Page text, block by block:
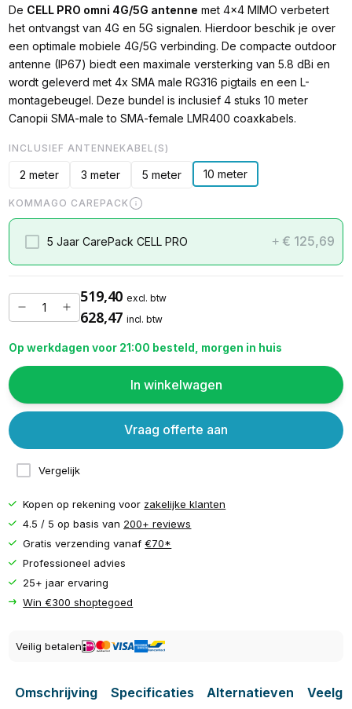
De CELL PRO omni 4G/5G antenne met 4x4 MIMO verbetert
het ontvangst van 4G en 5G signalen. Hierdoor beschik je over
een optimale mobiele 4G/5G verbinding. De compacte outdoor
antenne (IP67) biedt een maximale versterking van 5.8 dBi en
wordt geleverd met 4x SMA male RG316 pigtails en een L-
montagebeugel. Deze bundel is inclusief 4 stuks 10 meter
Canopii SMA-male to SMA-female LMR400 coaxkabels.
INCLUSIEF ANTENNEKABEL(S)
2 meter 3 meter 5 meter 10 meter
KOMMAGO CAREPACK
5 Jaar CarePack CELL PRO + € 125,69
519,40 excl. btw
628,47 incl. btw
Op werkdagen voor 21:00 besteld, morgen in huis
In winkelwagen
Vergelijk
Vraag offerte aan
Kopen op rekening voor zakelijke klanten
4.5 / 5 op basis van 200+ reviews
Gratis verzending vanaf€70*
Professioneel advies
25+ jaar ervaring
Win €300 shoptegoed
Veilig betalen
Omschrijving Specificaties Alternatieven